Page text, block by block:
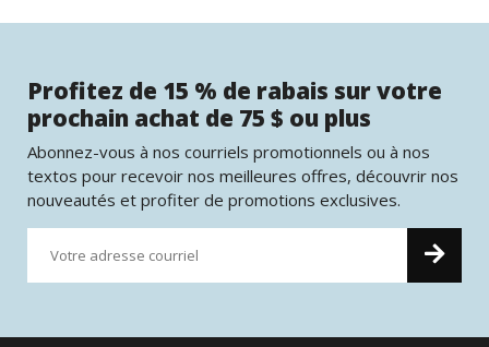
Profitez de 15 % de rabais sur votre
prochain achat de 75 $ ou plus
Abonnez-vous à nos courriels promotionnels ou à nos
textos pour recevoir nos meilleures offres, découvrir nos
nouveautés et profiter de promotions exclusives.